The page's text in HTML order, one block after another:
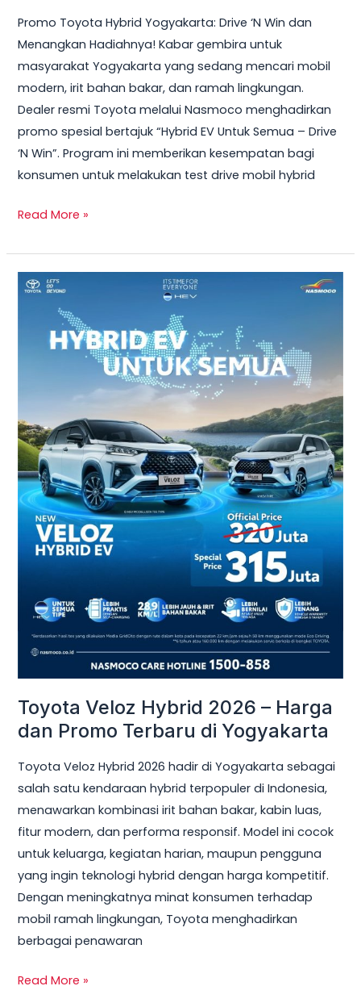
Promo Toyota Hybrid Yogyakarta: Drive ‘N Win dan
Menangkan Hadiahnya! Kabar gembira untuk
masyarakat Yogyakarta yang sedang mencari mobil
modern, irit bahan bakar, dan ramah lingkungan.
Dealer resmi Toyota melalui Nasmoco menghadirkan
promo spesial bertajuk “Hybrid EV Untuk Semua – Drive
‘N Win”. Program ini memberikan kesempatan bagi
konsumen untuk melakukan test drive mobil hybrid
2026
–
Test
Drive
Sekarang
&
Bawa
Pulang
TV
GRATIS!
Read More »
Toyota Veloz Hybrid 2026 – Harga
dan Promo Terbaru di Yogyakarta
Toyota Veloz Hybrid 2026 hadir di Yogyakarta sebagai
salah satu kendaraan hybrid terpopuler di Indonesia,
menawarkan kombinasi irit bahan bakar, kabin luas,
fitur modern, dan performa responsif. Model ini cocok
untuk keluarga, kegiatan harian, maupun pengguna
yang ingin teknologi hybrid dengan harga kompetitif.
Dengan meningkatnya minat konsumen terhadap
mobil ramah lingkungan, Toyota menghadirkan
berbagai penawaran
Toyota
Promo
Terbaru
di
Yogyakarta
Read More »